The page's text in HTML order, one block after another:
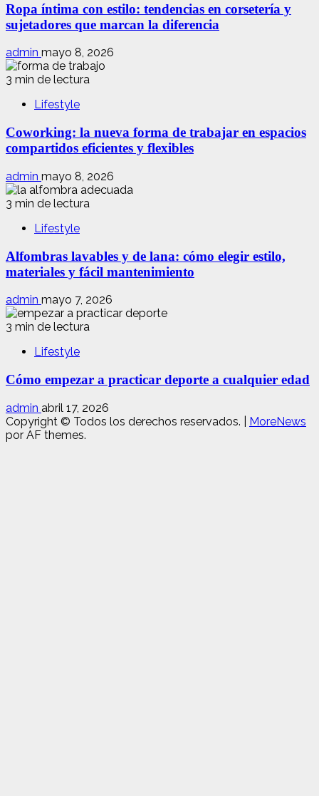
Ropa íntima con estilo: tendencias en corsetería y
sujetadores que marcan la diferencia
admin mayo 8, 2026
3 min de lectura
Lifestyle
Coworking: la nueva forma de trabajar en espacios
compartidos eficientes y flexibles
admin mayo 8, 2026
3 min de lectura
Lifestyle
Alfombras lavables y de lana: cómo elegir estilo,
materiales y fácil mantenimiento
admin mayo 7, 2026
3 min de lectura
Lifestyle
Cómo empezar a practicar deporte a cualquier edad
admin abril 17, 2026
Copyright © Todos los derechos reservados.
MoreNews
por AF themes.